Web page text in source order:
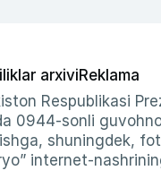
arxiviReklama
Respublikasi
0944-sonli
shuningdek,
internet-